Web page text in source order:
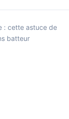
: cette astuce de
batteur